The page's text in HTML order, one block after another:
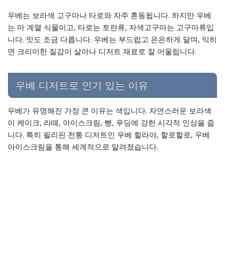
우베는 보라색 고구마나 타로와 자주 혼동됩니다. 하지만 우베
는 마 계열 식물이고, 타로는 토란류, 자색고구마는 고구마류입
니다. 맛도 조금 다릅니다. 우베는 부드럽고 은은하게 달며, 익히
면 크리미한 질감이 살아나 디저트 재료로 잘 어울립니다.
우베 디저트로 인기 있는 이유
우베가 유명해진 가장 큰 이유는 색입니다. 자연스러운 보라색
이 케이크, 라떼, 아이스크림, 빵, 푸딩에 강한 시각적 인상을 줍
니다. 특히 필리핀 전통 디저트인 우베 할라야, 할로할로, 우베
아이스크림을 통해 세계적으로 알려졌습니다.